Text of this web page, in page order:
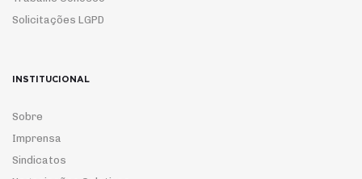
Solicitações LGPD
INSTITUCIONAL
Sobre
Imprensa
Sindicatos